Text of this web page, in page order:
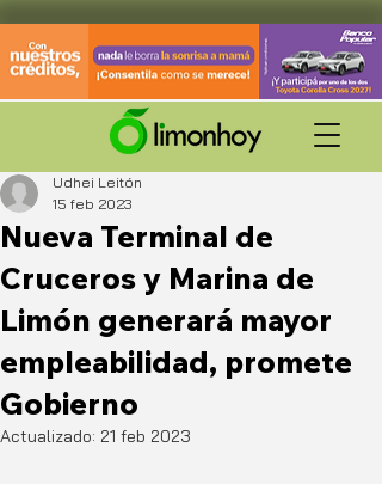
Nueva Terminal de
Cruceros y Marina de
Limón generará mayor
empleabilidad, promete
Gobierno
Udhei Leitón
15 feb 2023
Actualizado: 21 feb 2023